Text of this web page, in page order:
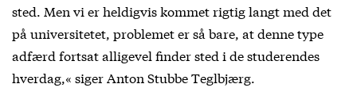
sted. Men vi er heldigvis kommet rigtig langt med det
på universitetet, problemet er så bare, at denne type
adfærd fortsat alligevel finder sted i de studerendes
hverdag,« siger Anton Stubbe Teglbjærg.